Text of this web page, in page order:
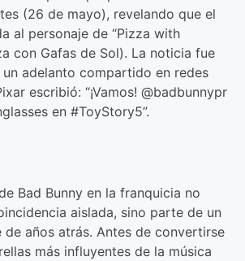
(26 de mayo), revelando que el
al personaje de “Pizza with
con Gafas de Sol). La noticia fue
adelanto compartido en redes
escribió: “¡Vamos! @badbunnypr
en #ToyStory5”.
Bad Bunny en la franquicia no
aislada, sino parte de un
de años atrás. Antes de convertirse
más influyentes de la música